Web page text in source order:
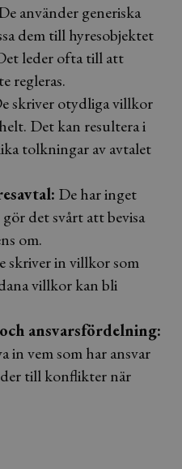
använder generiska
dem till hyresobjektet
leder ofta till att
regleras.
skriver otydliga villkor
Det kan resultera i
tolkningar av avtalet
De har inget
det svårt att bevisa
om.
skriver in villkor som
villkor kan bli
ansvarsfördelning:
in vem som har ansvar
till konflikter när